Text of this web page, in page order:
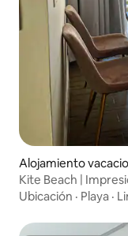
Alojamiento
Kite Beach |
mar
Ubicación · Playa ·